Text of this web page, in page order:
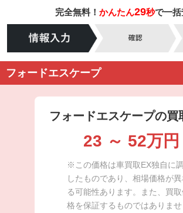
完全無料！ かんたん29秒で一括
フォードエスケープ
フォードエスケープの買
23 ～ 52万円
※この価格は車買取EX独自に
したものであり、相場価格が異
る可能性あります。また、買取
格を保証するものではありませ